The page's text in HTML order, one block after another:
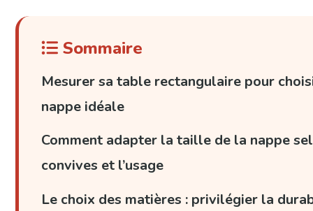
Sommaire
Mesurer sa table rectangulaire pour
nappe idéale
Comment adapter la taille de la nappe
convives et l’usage
Le choix des matières : privilégier la